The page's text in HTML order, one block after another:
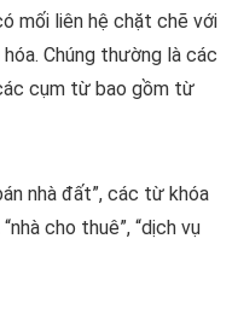
mối liên hệ chặt chẽ với
Chúng thường là các
cụm từ bao gồm từ
nhà đất”, các từ khóa
cho thuê”, “dịch vụ